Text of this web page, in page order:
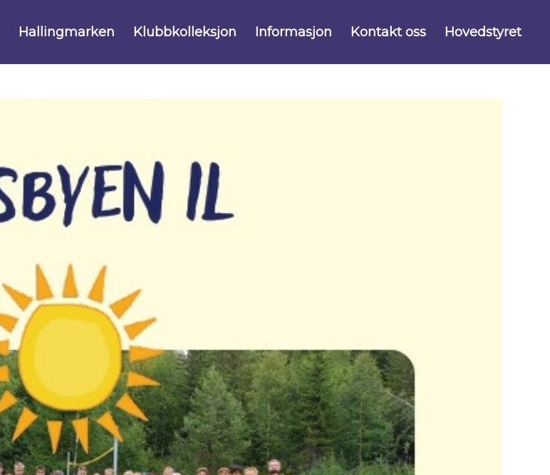
Hallingmarken Klubbkolleksjon Informasjon Kontakt oss Hovedstyret